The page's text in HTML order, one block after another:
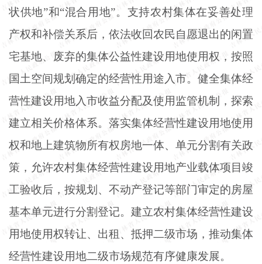
状供地”和“混合用地”。支持农村集体在妥善处理
产权和补偿关系后，依法收回农民自愿退出的闲置
宅基地、废弃的集体公益性建设用地使用权，按照
国土空间规划确定的经营性用途入市。健全集体经
营性建设用地入市收益分配及使用监管机制，探索
建立相关价格体系。落实集体经营性建设用地使用
权和地上建筑物所有权房地一体、单元分割有关政
策，允许农村集体经营性建设用地产业载体项目竣
工验收后，按规划、不动产登记等部门审定的房屋
基本单元进行分割登记。建立农村集体经营性建设
用地使用权转让、出租、抵押二级市场，推动集体
经营性建设用地二级市场规范有序健康发展。